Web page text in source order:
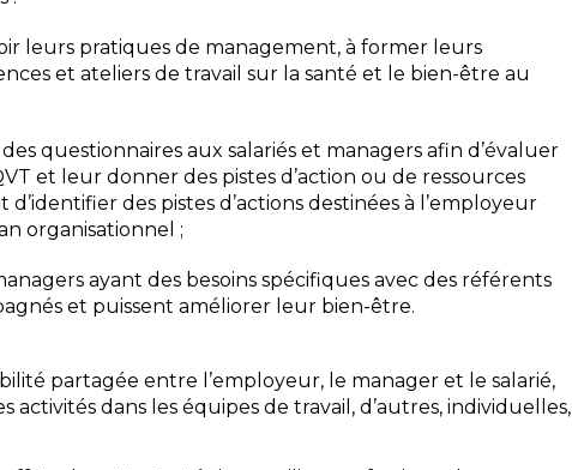
leurs pratiques de management, à former leurs
et ateliers de travail sur la santé et le bien-être au
questionnaires aux salariés et managers afin d’évaluer
et leur donner des pistes d’action ou de ressources
des pistes d’actions destinées à l’employeur
organisationnel ;
ayant des besoins spécifiques avec des référents
et puissent améliorer leur bien-être.
partagée entre l’employeur, le manager et le salarié,
dans les équipes de travail, d’autres, individuelles,